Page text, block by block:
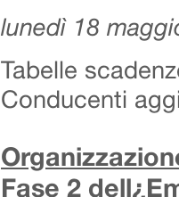
lunedì 18
Tabelle
Conducenti
Fase 2